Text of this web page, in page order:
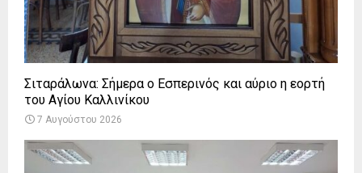
Σιταράλωνα: Σήμερα ο Εσπερινός και αύριο η εορτή
του Αγίου Καλλινίκου
7 Αυγούστου 2026